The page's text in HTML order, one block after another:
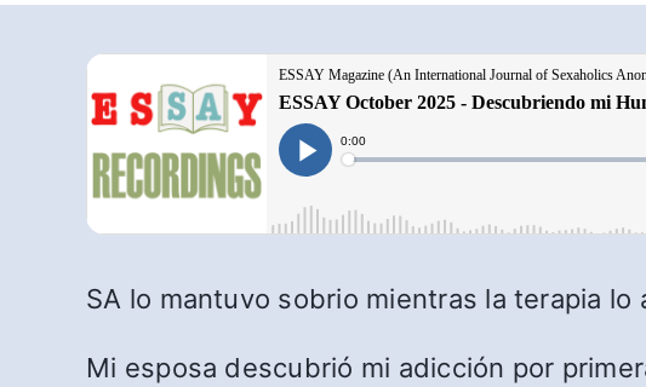
SA lo mantuvo sobrio mientras la terapia
Mi esposa descubrió mi adicción por